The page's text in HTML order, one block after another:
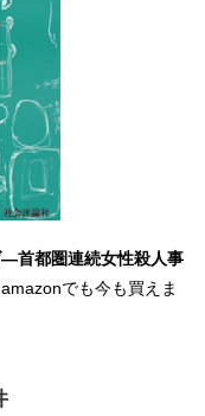
首都圏連続女性殺人事
でも今も買えま